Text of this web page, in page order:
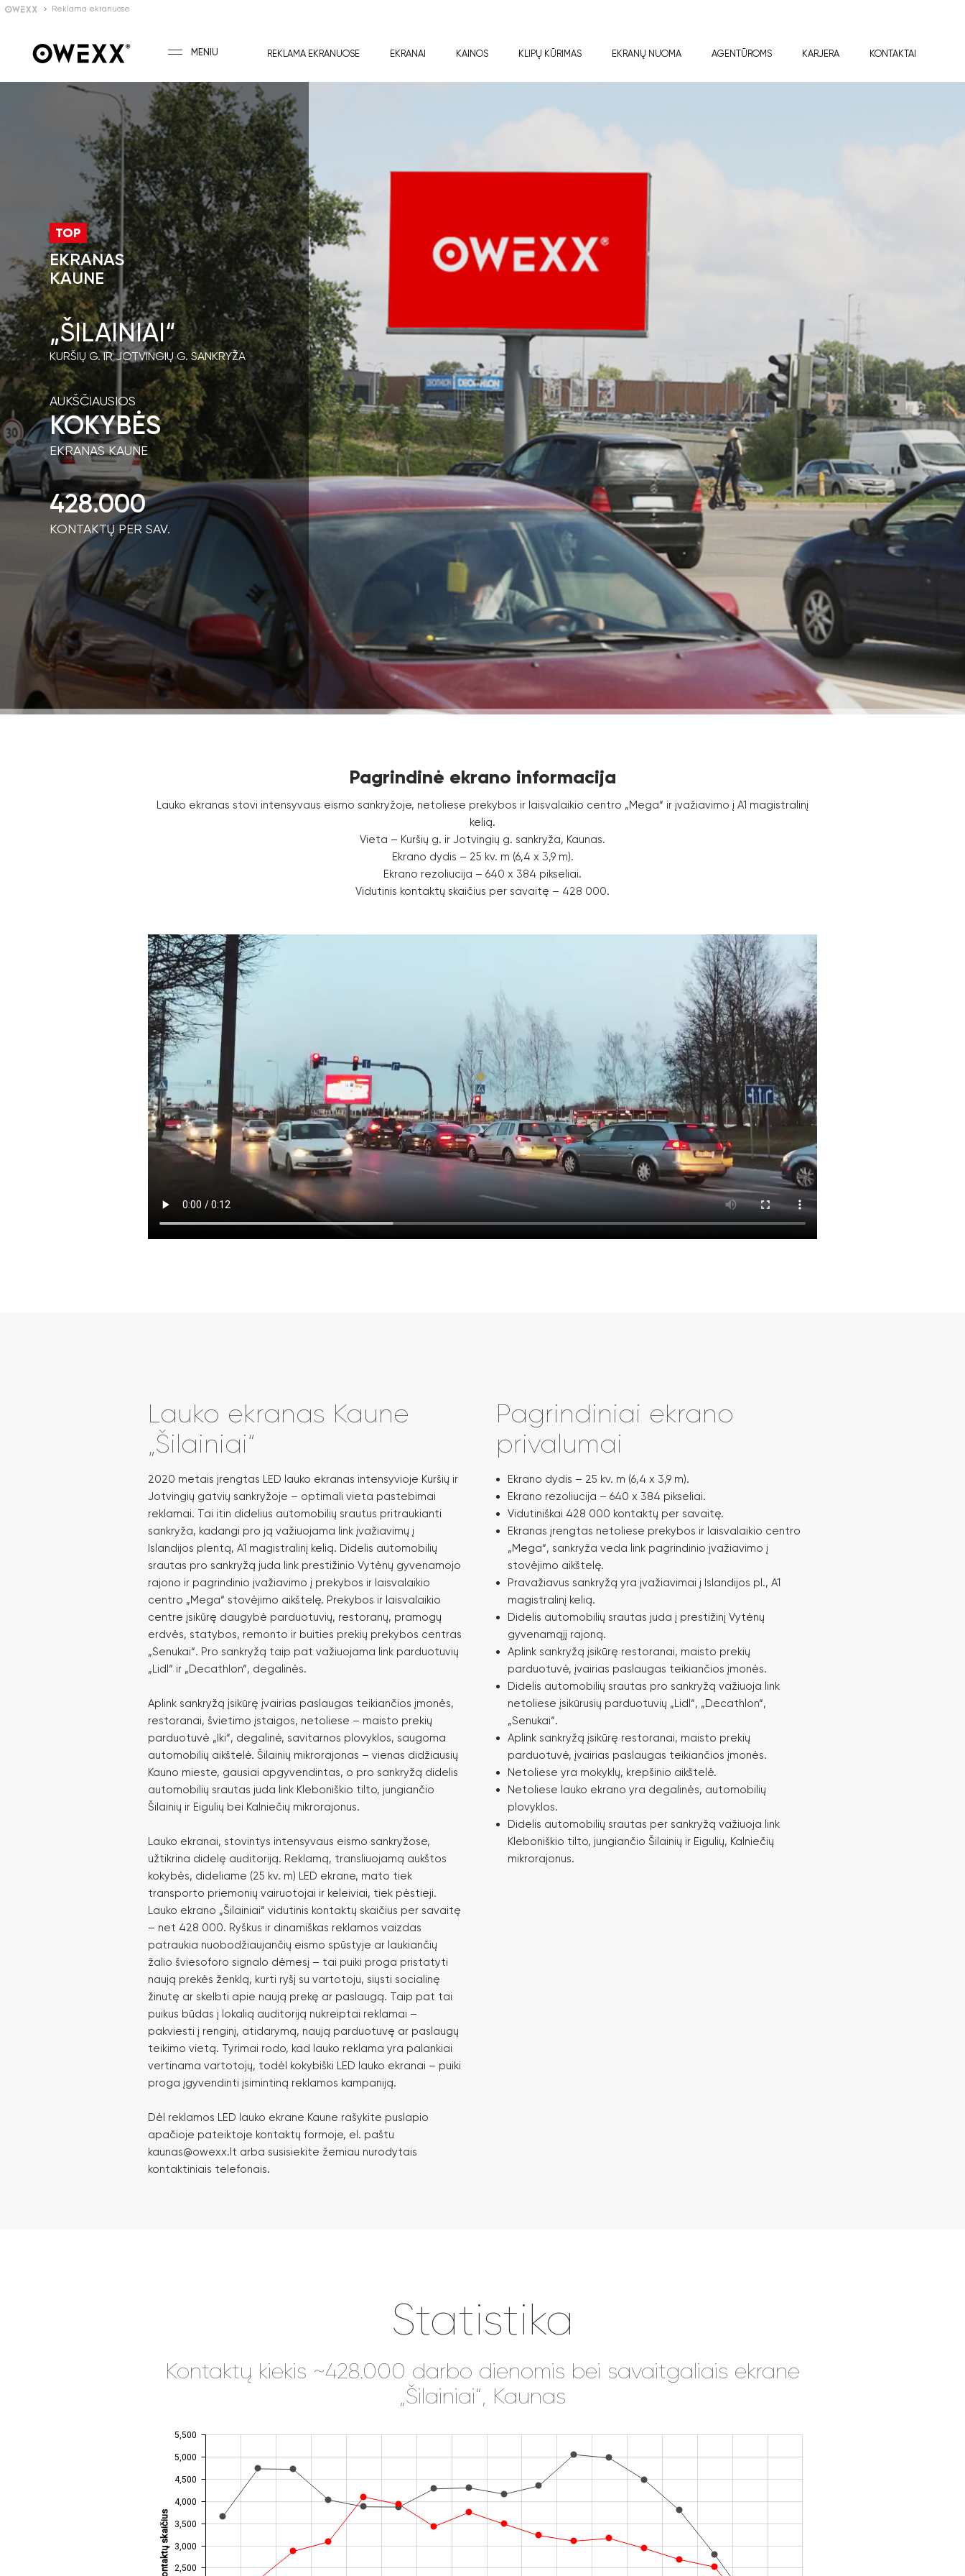
Reklama ekranuose
MENIU REKLAMA EKRANUOSE EKRANAI KAINOS KLIPŲ KŪRIMAS EKRANŲ NUOMA AGENTŪROMS KARJERA KONTAKTAI
TOP
EKRANAS
KAUNE
„ŠILAINIAI“
KURŠIŲ G. IR JOTVINGIŲ G. SANKRYŽA
AUKŠČIAUSIOS
KOKYBĖS
EKRANAS KAUNE
428.000
KONTAKTŲ PER SAV.
Pagrindinė ekrano informacija
Lauko ekranas stovi intensyvaus eismo sankryžoje, netoliese prekybos ir laisvalaikio centro „Mega“ ir įvažiavimo į A1 magistralinį
kelią.
Vieta – Kuršių g. ir Jotvingių g. sankryža, Kaunas.
Ekrano dydis – 25 kv. m (6,4 x 3,9 m).
Ekrano rezoliucija – 640 x 384 pikseliai.
Vidutinis kontaktų skaičius per savaitę – 428 000.
Lauko ekranas Kaune
„Šilainiai“
2020 metais įrengtas LED lauko ekranas intensyvioje Kuršių ir
Jotvingių gatvių sankryžoje – optimali vieta pastebimai
reklamai. Tai itin didelius automobilių srautus pritraukianti
sankryža, kadangi pro ją važiuojama link įvažiavimų į
Islandijos plentą, A1 magistralinį kelią. Didelis automobilių
srautas pro sankryžą juda link prestižinio Vytėnų gyvenamojo
rajono ir pagrindinio įvažiavimo į prekybos ir laisvalaikio
centro „Mega“ stovėjimo aikštelę. Prekybos ir laisvalaikio
centre įsikūrę daugybė parduotuvių, restoranų, pramogų
erdvės, statybos, remonto ir buities prekių prekybos centras
„Senukai“. Pro sankryžą taip pat važiuojama link parduotuvių
„Lidl“ ir „Decathlon“, degalinės.
Aplink sankryžą įsikūrę įvairias paslaugas teikiančios įmonės,
restoranai, švietimo įstaigos, netoliese – maisto prekių
parduotuvė „Iki“, degalinė, savitarnos plovyklos, saugoma
automobilių aikštelė. Šilainių mikrorajonas – vienas didžiausių
Kauno mieste, gausiai apgyvendintas, o pro sankryžą didelis
automobilių srautas juda link Kleboniškio tilto, jungiančio
Šilainių ir Eigulių bei Kalniečių mikrorajonus.
Lauko ekranai, stovintys intensyvaus eismo sankryžose,
užtikrina didelę auditoriją. Reklamą, transliuojamą aukštos
kokybės, dideliame (25 kv. m) LED ekrane, mato tiek
transporto priemonių vairuotojai ir keleiviai, tiek pėstieji.
Lauko ekrano „Šilainiai“ vidutinis kontaktų skaičius per savaitę
– net 428 000. Ryškus ir dinamiškas reklamos vaizdas
patraukia nuobodžiaujančių eismo spūstyje ar laukiančių
žalio šviesoforo signalo dėmesį – tai puiki proga pristatyti
naują prekės ženklą, kurti ryšį su vartotoju, siųsti socialinę
žinutę ar skelbti apie naują prekę ar paslaugą. Taip pat tai
puikus būdas į lokalią auditoriją nukreiptai reklamai –
pakviesti į renginį, atidarymą, naują parduotuvę ar paslaugų
teikimo vietą. Tyrimai rodo, kad lauko reklama yra palankiai
vertinama vartotojų, todėl kokybiški LED lauko ekranai – puiki
proga įgyvendinti įsimintiną reklamos kampaniją.
Dėl reklamos LED lauko ekrane Kaune rašykite puslapio
apačioje pateiktoje kontaktų formoje, el. paštu
kaunas@owexx.lt arba susisiekite žemiau nurodytais
kontaktiniais telefonais.
Pagrindiniai ekrano
privalumai
Ekrano dydis – 25 kv. m (6,4 x 3,9 m).
Ekrano rezoliucija – 640 x 384 pikseliai.
Vidutiniškai 428 000 kontaktų per savaitę.
Ekranas įrengtas netoliese prekybos ir laisvalaikio centro
„Mega“, sankryža veda link pagrindinio įvažiavimo į
stovėjimo aikštelę.
Pravažiavus sankryžą yra įvažiavimai į Islandijos pl., A1
magistralinį kelią.
Didelis automobilių srautas juda į prestižinį Vytėnų
gyvenamąjį rajoną.
Aplink sankryžą įsikūrę restoranai, maisto prekių
parduotuvė, įvairias paslaugas teikiančios įmonės.
Didelis automobilių srautas pro sankryžą važiuoja link
netoliese įsikūrusių parduotuvių „Lidl“, „Decathlon“,
„Senukai“.
Aplink sankryžą įsikūrę restoranai, maisto prekių
parduotuvė, įvairias paslaugas teikiančios įmonės.
Netoliese yra mokyklų, krepšinio aikštelė.
Netoliese lauko ekrano yra degalinės, automobilių
plovyklos.
Didelis automobilių srautas per sankryžą važiuoja link
Kleboniškio tilto, jungiančio Šilainių ir Eigulių, Kalniečių
mikrorajonus.
Statistika
Kontaktų kiekis ~428.000 darbo dienomis bei savaitgaliais ekrane
„Šilainiai“, Kaunas
2,500
3,000
3,500
4,000
4,500
5,000
5,500
Kontaktų skaičius